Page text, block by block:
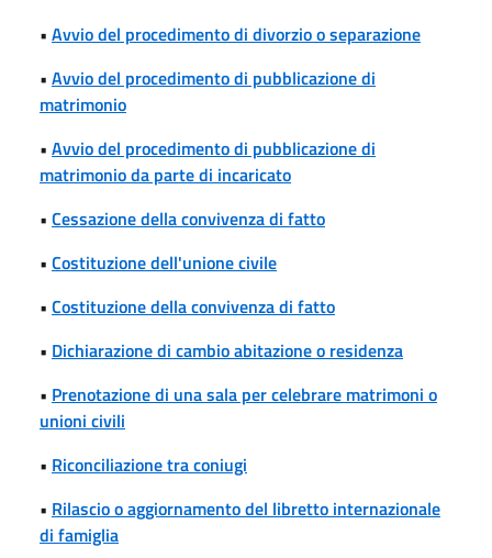
• Avvio del procedimento di divorzio o separazione
• Avvio del procedimento di pubblicazione di
matrimonio
• Avvio del procedimento di pubblicazione di
matrimonio da parte di incaricato
• Cessazione della convivenza di fatto
• Costituzione dell'unione civile
• Costituzione della convivenza di fatto
• Dichiarazione di cambio abitazione o residenza
• Prenotazione di una sala per celebrare matrimoni o
unioni civili
• Riconciliazione tra coniugi
• Rilascio o aggiornamento del libretto internazionale
di famiglia